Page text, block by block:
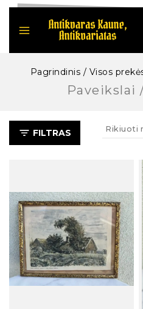
Pagrindinis / Visos
Paveikslai
FILTRAS